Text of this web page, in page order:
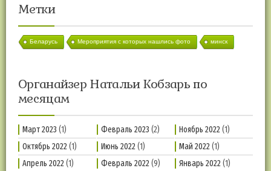
Метки
Беларусь Мероприятия с которых нашлись фото минск
Органайзер Натальи Кобзарь по
месяцам
Март 2023 (1) Февраль 2023 (2) Ноябрь 2022(1)
Октябрь 2022(1) Июнь 2022(1) Май 2022(1)
Апрель 2022(1) Февраль 2022(9) Январь 2022(1)